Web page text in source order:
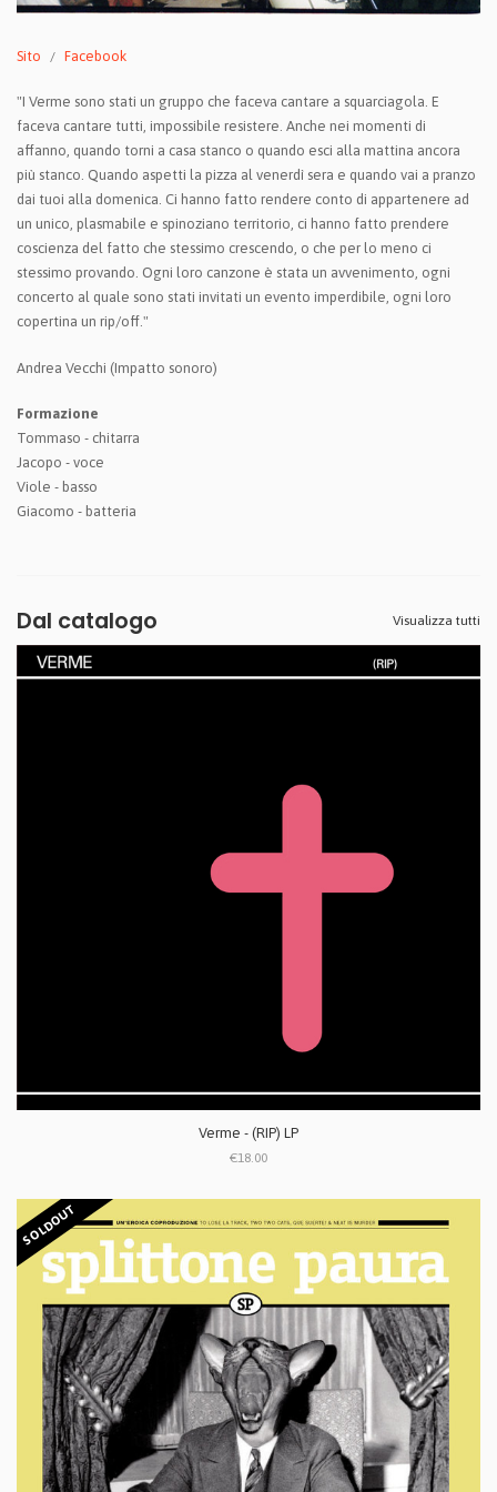
Sito Facebook
"I Verme sono stati un gruppo che faceva cantare a squarciagola. E
faceva cantare tutti, impossibile resistere. Anche nei momenti di
affanno, quando torni a casa stanco o quando esci alla mattina ancora
più stanco. Quando aspetti la pizza al venerdì sera e quando vai a pranzo
dai tuoi alla domenica. Ci hanno fatto rendere conto di appartenere ad
un unico, plasmabile e spinoziano territorio, ci hanno fatto prendere
coscienza del fatto che stessimo crescendo, o che per lo meno ci
stessimo provando. Ogni loro canzone è stata un avvenimento, ogni
concerto al quale sono stati invitati un evento imperdibile, ogni loro
copertina un rip/off."
Andrea Vecchi (Impatto sonoro)
Formazione
Tommaso - chitarra
Jacopo - voce
Viole - basso
Giacomo - batteria
Dal catalogo Visualizza tutti
Verme - (RIP) LP
€18.00
SOLDOUT